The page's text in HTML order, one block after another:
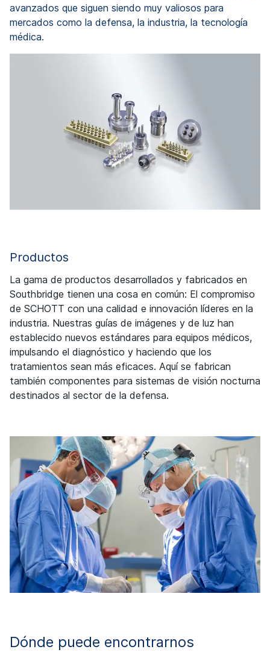
avanzados que siguen siendo muy valiosos para
mercados como la defensa, la industria, la tecnología
médica.
Productos
La gama de productos desarrollados y fabricados en
Southbridge tienen una cosa en común: El compromiso
de SCHOTT con una calidad e innovación líderes en la
industria. Nuestras guías de imágenes y de luz han
establecido nuevos estándares para equipos médicos,
impulsando el diagnóstico y haciendo que los
tratamientos sean más eficaces. Aquí se fabrican
también componentes para sistemas de visión nocturna
destinados al sector de la defensa.
Dónde puede encontrarnos